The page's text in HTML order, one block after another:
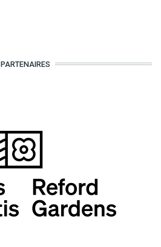
PARTENAIRES